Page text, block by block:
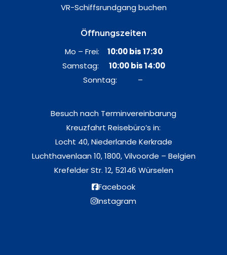
VR-Schiffsrundgang buchen
Öffnungszeiten
Mo – Frei: 10:00 bis 17:30
Samstag: 10:00 bis 14:00
Sonntag: –
Besuch nach Terminvereinbarung
Kreuzfahrt Reisebüro’s in:
Locht 40, Niederlande Kerkrade
Luchthavenlaan 10, 1800, Vilvoorde – Belgien
Krefelder Str. 12, 52146 Würselen
Facebook
Instagram